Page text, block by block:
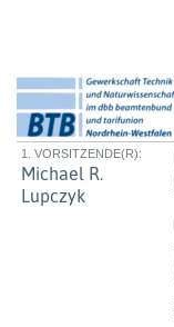
1. VORSITZENDE(R):
Michael R.
Lupczyk